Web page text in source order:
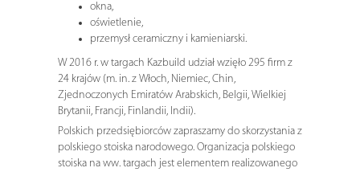
okna,
oświetlenie,
przemysł ceramiczny i kamieniarski.
W 2016 r. w targach Kazbuild udział wzięło 295 firm z
24 krajów (m. in. z Włoch, Niemiec, Chin,
Zjednoczonych Emiratów Arabskich, Belgii, Wielkiej
Brytanii, Francji, Finlandii, Indii).
Polskich przedsiębiorców zapraszamy do skorzystania z
polskiego stoiska narodowego. Organizacja polskiego
stoiska na ww. targach jest elementem realizowanego